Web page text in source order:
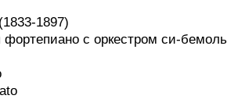
1897)
с оркестром си-бемоль